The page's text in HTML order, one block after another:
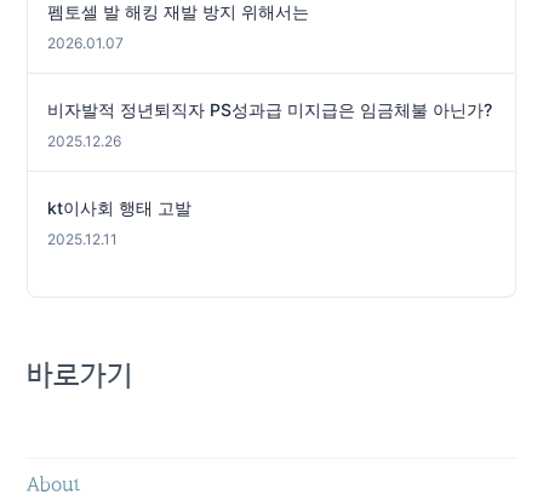
펨토셀 발 해킹 재발 방지 위해서는
2026.01.07
비자발적 정년퇴직자 PS성과급 미지급은 임금체불 아닌가?
2025.12.26
kt이사회 행태 고발
2025.12.11
바로가기
About